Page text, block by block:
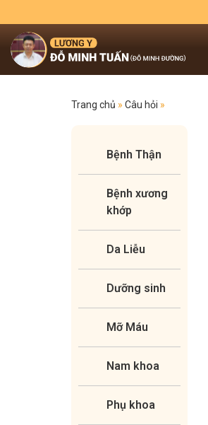
Trang chủ » Câu hỏi »
Bệnh Thận
Bệnh xương
khớp
Da Liễu
Dưỡng sinh
Mỡ Máu
Nam khoa
Phụ khoa